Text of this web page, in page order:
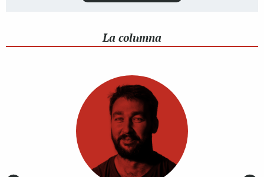
La columna